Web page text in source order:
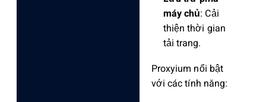
máy chủ: Cải
thiện thời gian
tải trang.
Proxyium nổi bật
với các tính năng: